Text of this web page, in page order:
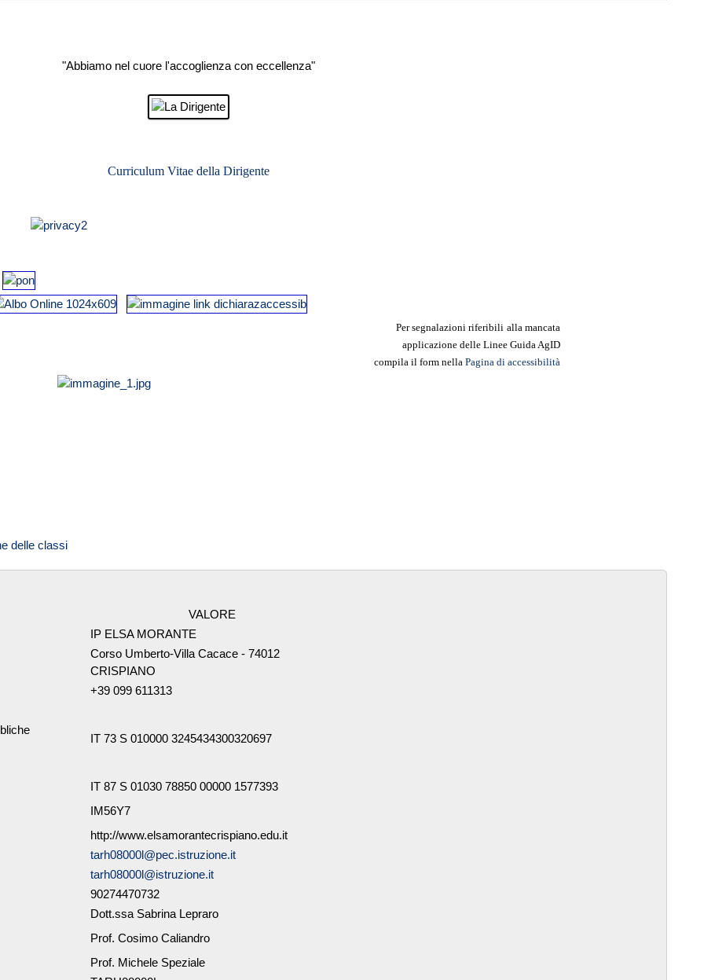
"Abbiamo nel cuore l'accoglienza con eccellenza"
Curriculum Vitae della Dirigente
Per segnalazioni riferibili alla mancata
applicazione delle LineeGuida AgID
compila il form nellaPagina di accessibilità
delle classi
VALORE
IP ELSA MORANTE
Corso Umberto-Villa Cacace - 74012
CRISPIANO
+39 099 611313
IT 73 S 010000 3245434300320697
IT 87 S 01030 78850 00000 1577393
IM56Y7
http://www.elsamorantecrispiano.edu.it
tarh08000l@pec.istruzione.it
tarh08000l@istruzione.it
90274470732
Dott.ssa Sabrina Lepraro
Prof. Cosimo Caliandro
Prof. Michele Speziale